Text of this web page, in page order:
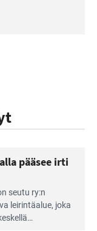
pääsee irti
seutu ry:n
leirintäalue, joka